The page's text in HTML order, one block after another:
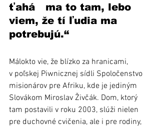
ťahá   ma to tam, lebo
viem, že tí ľudia ma
potrebujú.“
Málokto vie, že blízko za hranicami,
v poľskej Piwnicznej sídli Spoločenstvo
misionárov pre Afriku, kde je jediným
Slovákom Miroslav Živčák. Dom, ktorý
tam postavili v roku 2003, slúži nielen
pre duchovné cvičenia, ale i pre rodiny,